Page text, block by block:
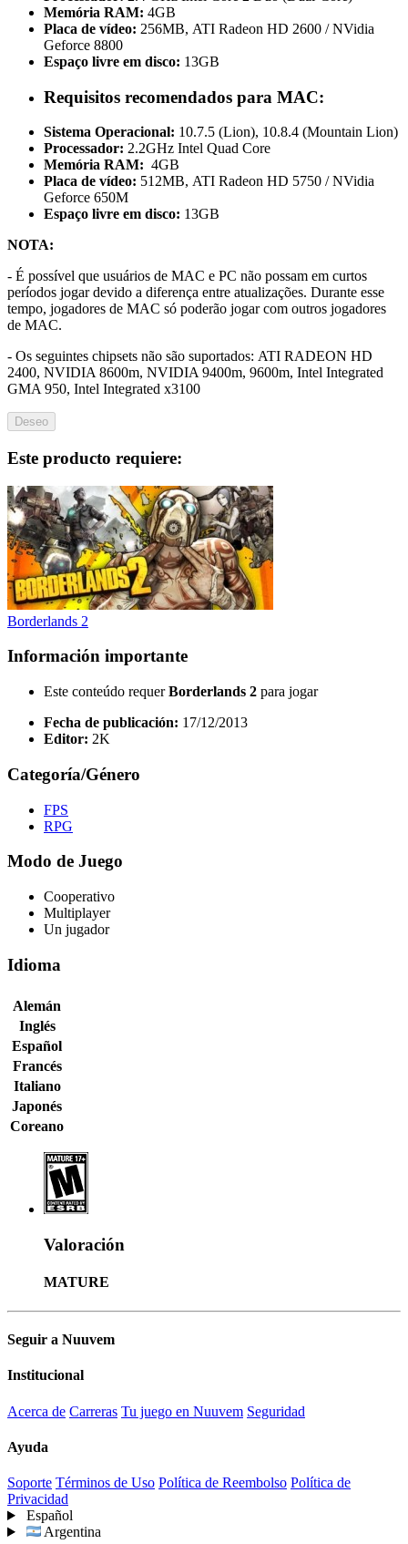
Memória RAM: 4GB
Placa de vídeo: 256MB, ATI Radeon HD 2600 / NVidia
Geforce 8800
Espaço livre em disco: 13GB
Requisitos recomendados para MAC:
Sistema Operacional: 10.7.5 (Lion), 10.8.4 (Mountain Lion)
Processador: 2.2GHz Intel Quad Core
Memória RAM: 4GB
Placa de vídeo: 512MB, ATI Radeon HD 5750 / NVidia
Geforce 650M
Espaço livre em disco: 13GB
NOTA:
- É possível que usuários de MAC e PC não possam em curtos
períodos jogar devido a diferença entre atualizações. Durante esse
tempo, jogadores de MAC só poderão jogar com outros jogadores
de MAC.
- Os seguintes chipsets não são suportados: ATI RADEON HD
2400, NVIDIA 8600m, NVIDIA 9400m, 9600m, Intel Integrated
GMA 950, Intel Integrated x3100
Deseo
Este producto requiere:
Borderlands 2
Información importante
Este conteúdo requerBorderlands 2 para jogar
Fecha de publicación: 17/12/2013
Editor: 2K
Categoría/Género
FPS
RPG
Modo de Juego
Cooperativo
Multiplayer
Un jugador
Idioma
Alemán
Inglés
Español
Francés
Italiano
Japonés
Coreano
Valoración
MATURE
Seguir a Nuuvem
Institucional
Acerca de Carreras Tu juego en Nuuvem Seguridad
Ayuda
Soporte Términos de Uso Política de Reembolso Política de
Privacidad
Español
Argentina